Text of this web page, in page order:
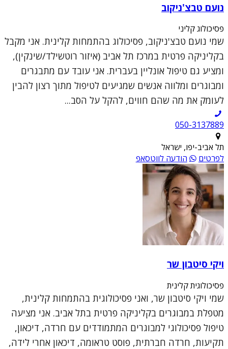
נועם טבצ'ניקוב
פסיכולוג קליני
שמי נועם טבצ'ניקוב, פסיכולוג בהתמחות קלינית. אני מקבל
בקליניקה פרטית במרכז תל אביב (איזור רוטשילד/שינקין),
ומציע גם טיפול אונליין בעברית. אני עובד עם מתבגרים
ומבוגרים ומלווה אנשים שמגיעים לטיפול מתוך רצון להבין
לעומק את מה שהם חווים, להקל על הסב...
050-3137889
תל אביב-יפו, ישראל
לפרטים
הודעה לווטסאפ
ויקי סיטבון שר
פסיכולוגית קלינית
שמי ויקי סיטבון שר, ואני פסיכולוגית בהתמחות קלינית,
מטפלת במבוגרים בקליניקה פרטית בתל אביב. אני מציעה
טיפול פסיכולוגי למבוגרים המתמודדים עם חרדה, דיכאון,
תקיעות, חרדה חברתית, פוסט טראומה, דיכאון אחרי לידה,